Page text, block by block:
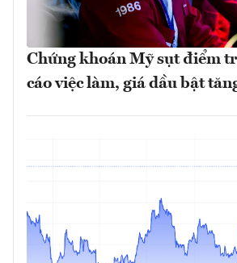
Chứng khoán Mỹ sụt điểm
cáo việc làm, giá dầu bật